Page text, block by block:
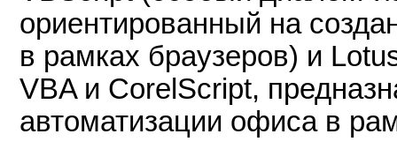
ориентированный на
в рамках браузеров) и
VBA и CorelScript,
автоматизации офиса в